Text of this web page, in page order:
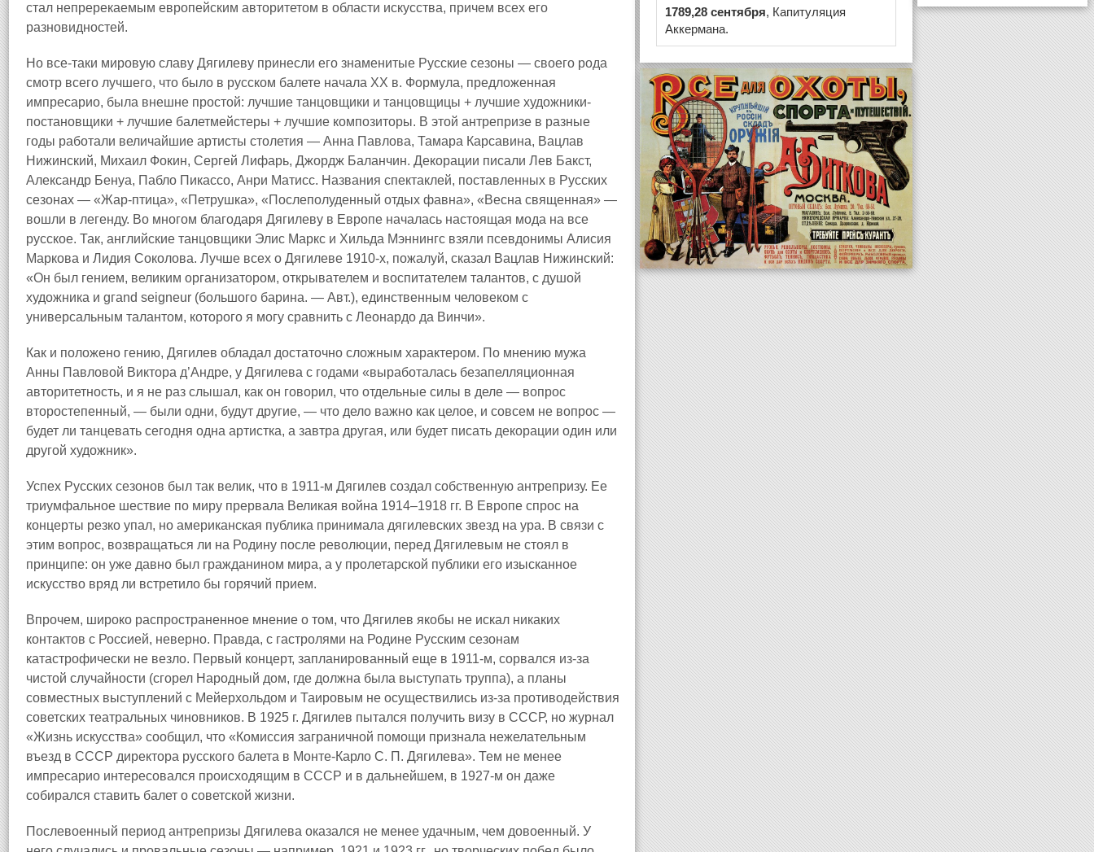
стал непререкаемым европейским авторитетом в области искусства, причем всех его
разновидностей.
Но все-таки мировую славу Дягилеву принесли его знаменитые Русские сезоны — своего рода
смотр всего лучшего, что было в русском балете начала ХХ в. Формула, предложенная
импресарио, была внешне простой: лучшие танцовщики и танцовщицы + лучшие художники-
постановщики + лучшие балетмейстеры + лучшие композиторы. В этой антрепризе в разные
годы работали величайшие артисты столетия — Анна Павлова, Тамара Карсавина, Вацлав
Нижинский, Михаил Фокин, Сергей Лифарь, Джордж Баланчин. Декорации писали Лев Бакст,
Александр Бенуа, Пабло Пикассо, Анри Матисс. Названия спектаклей, поставленных в Русских
сезонах — «Жар-птица», «Петрушка», «Послеполуденный отдых фавна», «Весна священная» —
вошли в легенду. Во многом благодаря Дягилеву в Европе началась настоящая мода на все
русское. Так, английские танцовщики Элис Маркс и Хильда Мэннингс взяли псевдонимы Алисия
Маркова и Лидия Соколова. Лучше всех о Дягилеве 1910-х, пожалуй, сказал Вацлав Нижинский:
«Он был гением, великим организатором, открывателем и воспитателем талантов, с душой
художника и gгаnd seigneur (большого барина. — Авт.), единственным человеком с
универсальным талантом, которого я могу сравнить с Леонардо да Винчи».
Как и положено гению, Дягилев обладал достаточно сложным характером. По мнению мужа
Анны Павловой Виктора д’Андре, у Дягилева с годами «выработалась безапелляционная
авторитетность, и я не раз слышал, как он говорил, что отдельные силы в деле — вопрос
второстепенный, — были одни, будут другие, — что дело важно как целое, и совсем не вопрос —
будет ли танцевать сегодня одна артистка, а завтра другая, или будет писать декорации один или
другой художник».
Успех Русских сезонов был так велик, что в 1911-м Дягилев создал собственную антрепризу. Ее
триумфальное шествие по миру прервала Великая война 1914–1918 гг. В Европе спрос на
концерты резко упал, но американская публика принимала дягилевских звезд на ура. В связи с
этим вопрос, возвращаться ли на Родину после революции, перед Дягилевым не стоял в
принципе: он уже давно был гражданином мира, а у пролетарской публики его изысканное
искусство вряд ли встретило бы горячий прием.
Впрочем, широко распространенное мнение о том, что Дягилев якобы не искал никаких
контактов с Россией, неверно. Правда, с гастролями на Родине Русским сезонам
катастрофически не везло. Первый концерт, запланированный еще в 1911-м, сорвался из-за
чистой случайности (сгорел Народный дом, где должна была выступать труппа), а планы
совместных выступлений с Мейерхольдом и Таировым не осуществились из-за противодействия
советских театральных чиновников. В 1925 г. Дягилев пытался получить визу в СССР, но журнал
«Жизнь искусства» сообщил, что «Комиссия заграничной помощи признала нежелательным
въезд в СССР директора русского балета в Монте-Карло С. П. Дягилева». Тем не менее
импресарио интересовался происходящим в СССР и в дальнейшем, в 1927-м он даже
собирался ставить балет о советской жизни.
Послевоенный период антрепризы Дягилева оказался не менее удачным, чем довоенный. У
1789,28 сентября, Капитуляция
Аккермана.